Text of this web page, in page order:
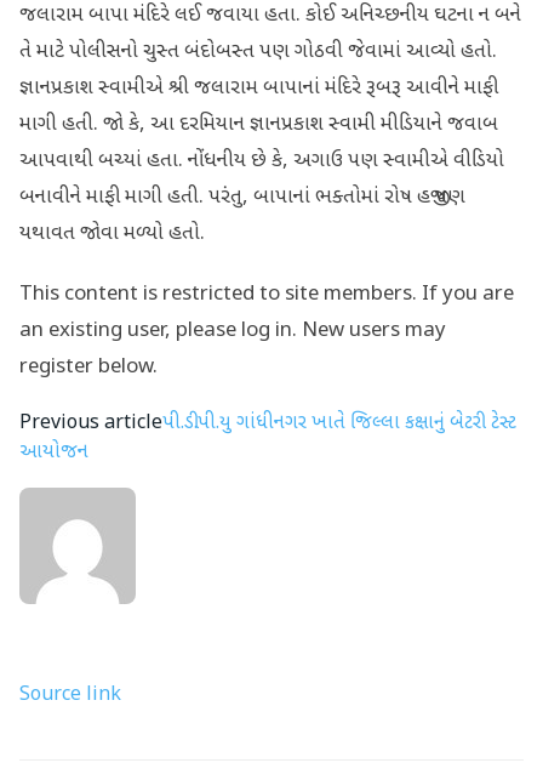
જલારામ બાપા મંદિરે લઈ જવાયા હતા. કોઈ અનિચ્છનીય ઘટના ન બને
તે માટે પોલીસનો ચુસ્ત બંદોબસ્ત પણ ગોઠવી જેવામાં આવ્યો હતો.
જ્ઞાનપ્રકાશ સ્વામીએ શ્રી જલારામ બાપાનાં મંદિરે રૂબરૂ આવીને માફી
માગી હતી. જો કે, આ દરમિયાન જ્ઞાનપ્રકાશ સ્વામી મીડિયાને જવાબ
આપવાથી બચ્યાં હતા. નોંધનીય છે કે, અગાઉ પણ સ્વામીએ વીડિયો
બનાવીને માફી માગી હતી. પરંતુ, બાપાનાં ભક્તોમાં રોષ હજી પણ
યથાવત જોવા મળ્યો હતો.
This content is restricted to site members. If you are
an existing user, please log in. New users may
register below.
Previous articleપી.ડી.પી.યુ ગાંધીનગર ખાતે જિલ્લા કક્ષાનું બેટરી ટેસ્ટ
આયોજન
Source link